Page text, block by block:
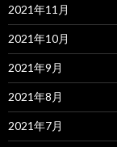
2021年11月
2021年10月
2021年9月
2021年8月
2021年7月